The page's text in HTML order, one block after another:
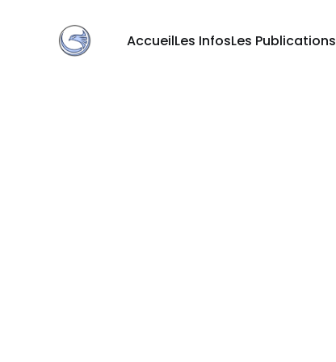
AccueilLes InfosLes Publications